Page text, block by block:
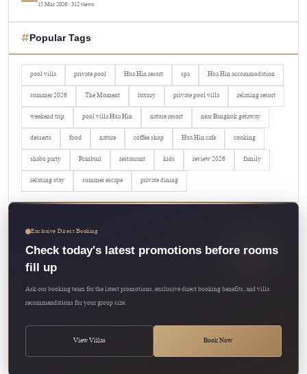
15 Mar 2026 · 312 views
Popular Tags
pool villa private pool Hua Hin resort spa Hua Hin accommodation
summer 2026 The Moment luxury private pool villa relaxing resort
weekend trip pool villa Hua Hin nature resort near Bangkok getaway
desserts food nature coffee shop Hua Hin cafe cooking
shabu party Pranburi restaurant kids review 2026 family
relaxing stay summer escape private dining
Exclusive Direct Booking
Check today's latest promotions before rooms
fill up
Ask our booking team for the latest promotions, exclusive direct booking benefits, and villa
recommendations for your group size.
View Villas Book Now